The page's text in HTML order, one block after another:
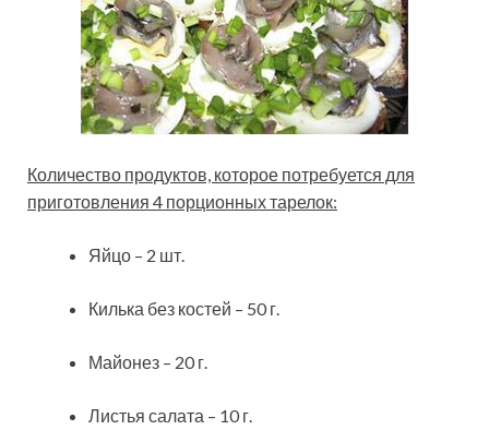
Количество продуктов, которое потребуется для
приготовления 4 порционных тарелок:
Яйцо – 2 шт.
Килька без костей – 50 г.
Майонез – 20 г.
Листья салата – 10 г.